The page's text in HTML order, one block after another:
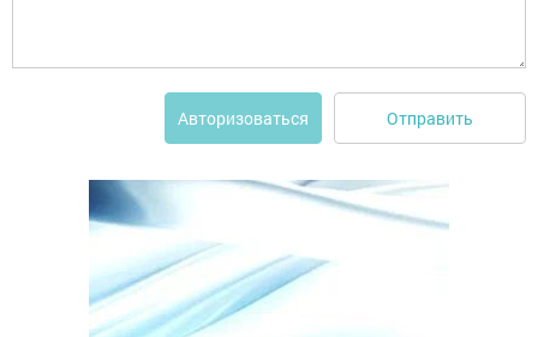
Авторизоваться Отправить